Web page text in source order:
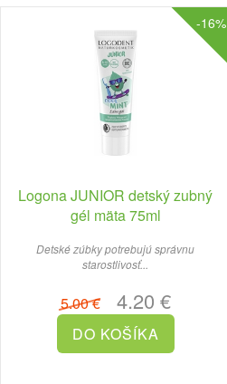
-16%
Logona JUNIOR detský zubný
gél mäta 75ml
Detské zúbky potrebujú správnu
starostlivosť...
5.00 €4.20 €